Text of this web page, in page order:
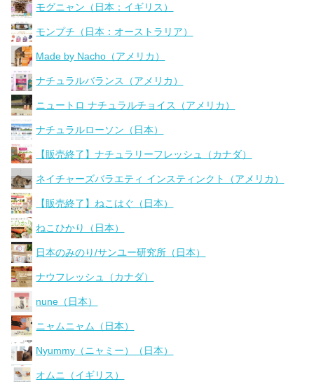
モグニャン（日本：イギリス）
モンプチ（日本：オーストラリア）
Made by Nacho（アメリカ）
ナチュラルバランス（アメリカ）
ニュートロ ナチュラルチョイス（アメリカ）
ナチュラルローソン（日本）
【販売終了】ナチュラリーフレッシュ（カナダ）
ネイチャーズバラエティ インスティンクト（アメリカ）
【販売終了】ねこはぐ（日本）
ねこひかり（日本）
日本のみのり/サンユー研究所（日本）
ナウフレッシュ（カナダ）
nune（日本）
ニャムニャム（日本）
Nyummy（ニャミー）（日本）
オムニ（イギリス）